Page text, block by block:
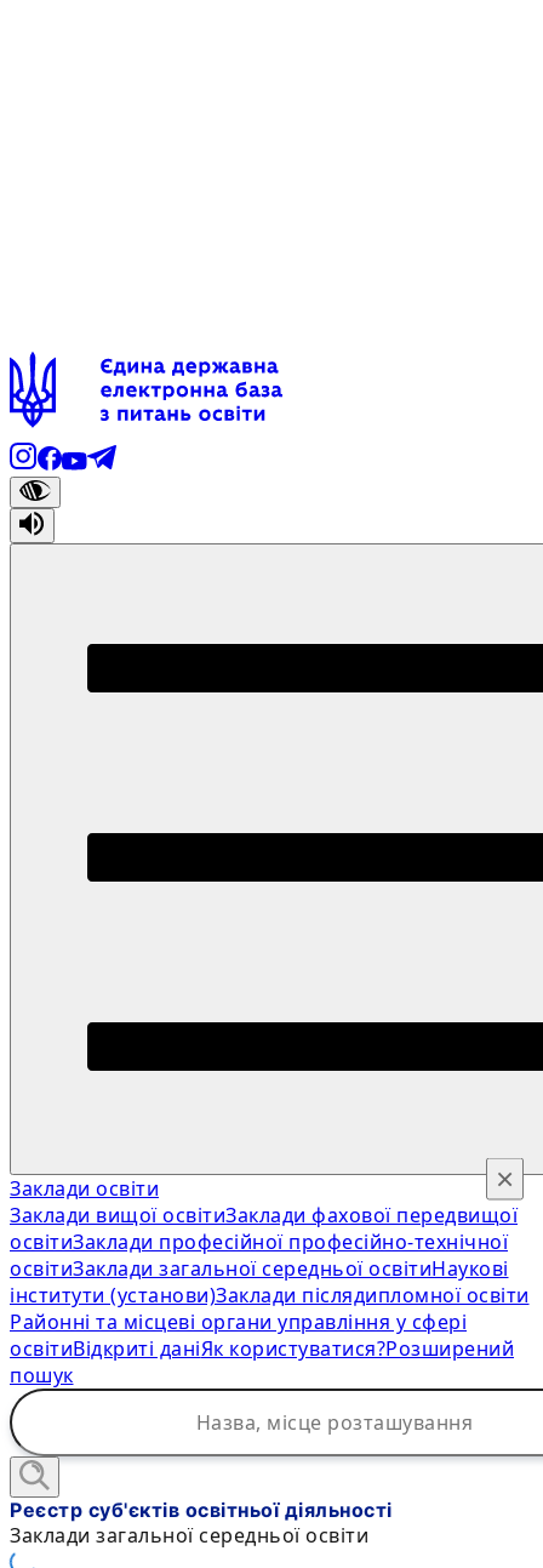
Заклади освіти
Заклади вищої освітиЗаклади фахової передвищої
освітиЗаклади професійної професійно-технічної
освітиЗаклади загальної середньої освітиНаукові
інститути (установи)Заклади післядипломної освіти
Районні та місцеві органи управління у сфері
освітиВідкриті даніЯк користуватися?Розширений
пошук
×
Реєстр суб'єктів освітньої діяльності
Заклади загальної середньої освіти